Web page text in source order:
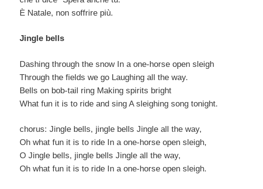
È Natale, non soffrire più.
Jingle bells
Dashing through the snow In a one-horse open sleigh
Through the fields we go Laughing all the way.
Bells on bob-tail ring Making spirits bright
What fun it is to ride and sing A sleighing song tonight.
chorus: Jingle bells, jingle bells Jingle all the way,
Oh what fun it is to ride In a one-horse open sleigh,
O Jingle bells, jingle bells Jingle all the way,
Oh what fun it is to ride In a one-horse open sleigh.